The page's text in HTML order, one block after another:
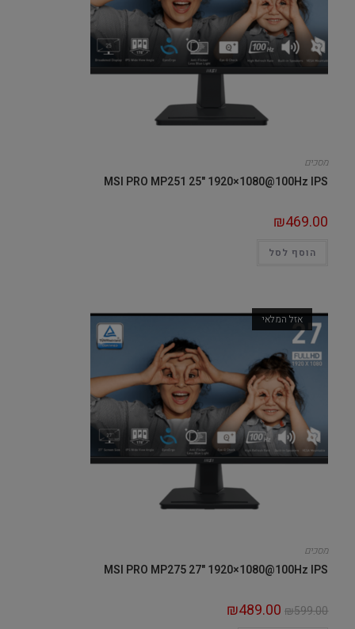
מסכים
MSI PRO MP251 25" 1920×1080@100Hz IPS
₪469.00
הוסף לסל
אזל המלאי
מסכים
MSI PRO MP275 27" 1920×1080@100Hz IPS
₪599.00
₪489.00